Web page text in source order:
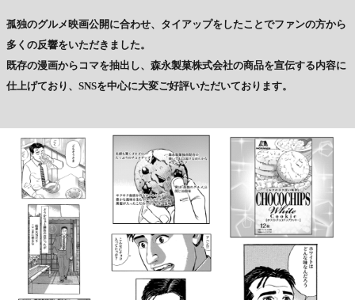
孤独のグルメ映画公開に合わせ、タイアップをしたことでファンの方から
多くの反響をいただきました。
既存の漫画からコマを抽出し、森永製菓株式会社の商品を宣伝する内容に
仕上げており、SNSを中心に大変ご好評いただいております。